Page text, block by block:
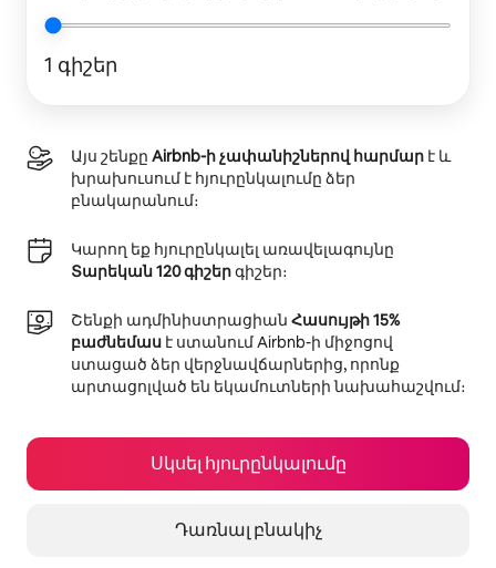
1 գիշեր
Այս շենքը Airbnb-ի չափանիշներով հարմար է և
խրախուսում է հյուրընկալումը ձեր
բնակարանում։
Կարող եք հյուրընկալել առավելագույնը
Տարեկան 120 գիշերգիշեր։
Շենքի ադմինիստրացիան Հասույթի 15%
բաժնեմաս է ստանում Airbnb-ի միջոցով
ստացած ձեր վերջնավճարներից, որոնք
արտացոլված են եկամուտների նախահաշվում։
Սկսել հյուրընկալումը
Դառնալ բնակիչ